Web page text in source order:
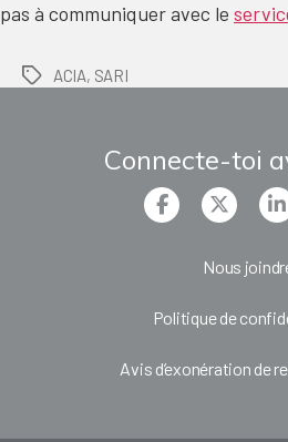
pas à communiquer avec le
TagsACIA, SARI
Connecte-toi
Nous
Politique de
Avis d’exonération de